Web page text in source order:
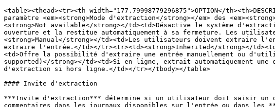
<table><thead><tr><th width="177.79998779296875">OPTION</
paramètre <em><strong>Mode d'extraction</strong></em> des
<strong>Not available</strong></td><td>Désactive le système
ouverture et la restitue automatiquement à sa fermeture. Les
<strong>Manual</strong></td><td>Les utilisateurs doivent extraire
extraire l'entrée.</td></tr><tr><td><strong>Inherited</strong></
<td>Offre la possibilité d'extraire une entrée manuellement ou
supported)</strong></td><td>Si en ligne, extrait automatiquement
d'extraction si hors ligne.</td></tr></tbody></table>
#### Invite d'extraction
***Invite d'extraction*** détermine si un utilisateur doit saisir un
commentaires dans les journaux disponibles sur l'entrée ou dans les